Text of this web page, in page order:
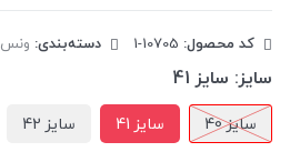
کد محصول: دسته‌بندی: ونس
سایز: سایز 41
سایز 40 سایز 41 سایز 42